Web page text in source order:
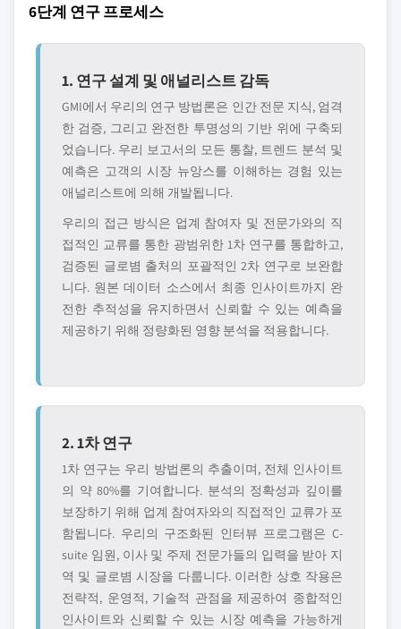
6단계 연구 프로세스
1. 연구 설계 및 애널리스트 감독
GMI에서 우리의 연구 방법론은 인간 전문 지식, 엄격
한 검증, 그리고 완전한 투명성의 기반 위에 구축되
었습니다. 우리 보고서의 모든 통찰, 트렌드 분석 및
예측은 고객의 시장 뉴앙스를 이해하는 경험 있는
애널리스트에 의해 개발됩니다.
우리의 접근 방식은 업계 참여자 및 전문가와의 직
접적인 교류를 통한 광범위한 1차 연구를 통합하고,
검증된 글로볌 출처의 포괄적인 2차 연구로 보완합
니다. 원본 데이터 소스에서 최종 인사이트까지 완
전한 추적성을 유지하면서 신뢰할 수 있는 예측을
제공하기 위해 정량화된 영향 분석을 적용합니다.
2. 1차 연구
1차 연구는 우리 방법론의 추출이며, 전체 인사이트
의 약 80%를 기여합니다. 분석의 정확성과 깊이를
보장하기 위해 업계 참여자와의 직접적인 교류가 포
함됩니다. 우리의 구조화된 인터뷰 프로그램은 C-
suite 임원, 이사 및 주제 전문가들의 입력을 받아 지
역 및 글로볌 시장을 다룹니다. 이러한 상호 작용은
전략적, 운영적, 기술적 관점을 제공하여 종합적인
인사이트와 신뢰할 수 있는 시장 예측을 가능하게